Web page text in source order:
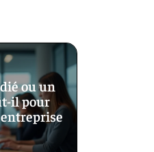
ou un
il pour
entreprise